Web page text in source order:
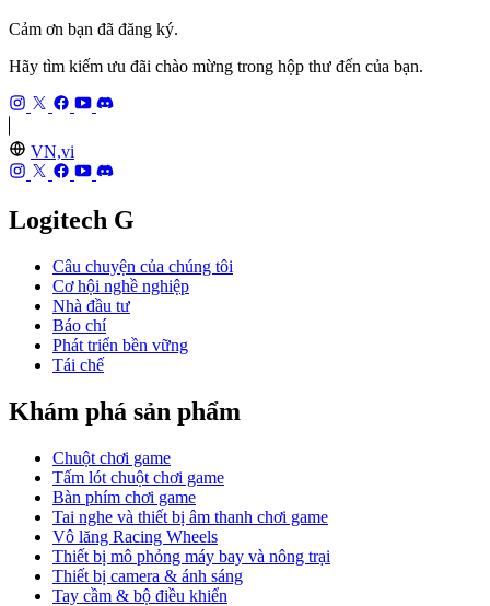
Cảm ơn bạn đã đăng ký.
Hãy tìm kiếm ưu đãi chào mừng trong hộp thư đến của bạn.
VN,vi
Logitech G
Câu chuyện của chúng tôi
Cơ hội nghề nghiệp
Nhà đầu tư
Báo chí
Phát triển bền vững
Tái chế
Khám phá sản phẩm
Chuột chơi game
Tấm lót chuột chơi game
Bàn phím chơi game
Tai nghe và thiết bị âm thanh chơi game
Vô lăng Racing Wheels
Thiết bị mô phỏng máy bay và nông trại
Thiết bị camera & ánh sáng
Tay cầm & bộ điều khiển